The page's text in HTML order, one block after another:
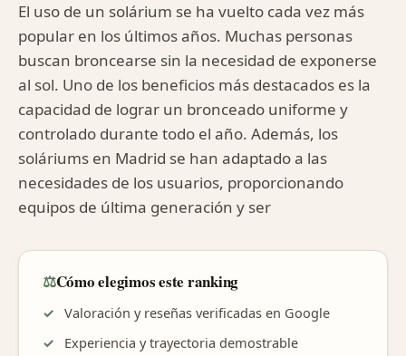
El uso de un solárium se ha vuelto cada vez más
popular en los últimos años. Muchas personas
buscan broncearse sin la necesidad de exponerse
al sol. Uno de los beneficios más destacados es la
capacidad de lograr un bronceado uniforme y
controlado durante todo el año. Además, los
soláriums en Madrid se han adaptado a las
necesidades de los usuarios, proporcionando
equipos de última generación y ser
⚖️Cómo elegimos este ranking
Valoración y reseñas verificadas en Google
Experiencia y trayectoria demostrable